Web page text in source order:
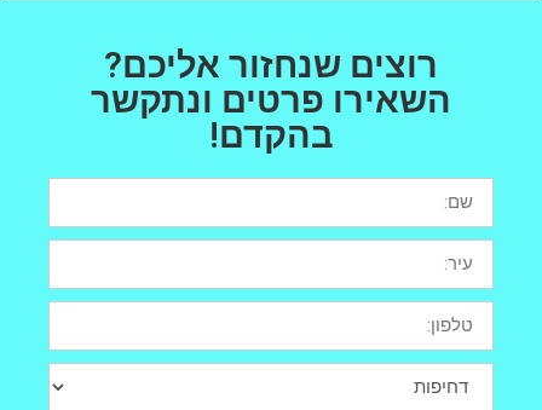
רוצים שנחזור אליכם?
השאירו פרטים ונתקשר
בהקדם!
שם
עיר
טלפון
דחיפות